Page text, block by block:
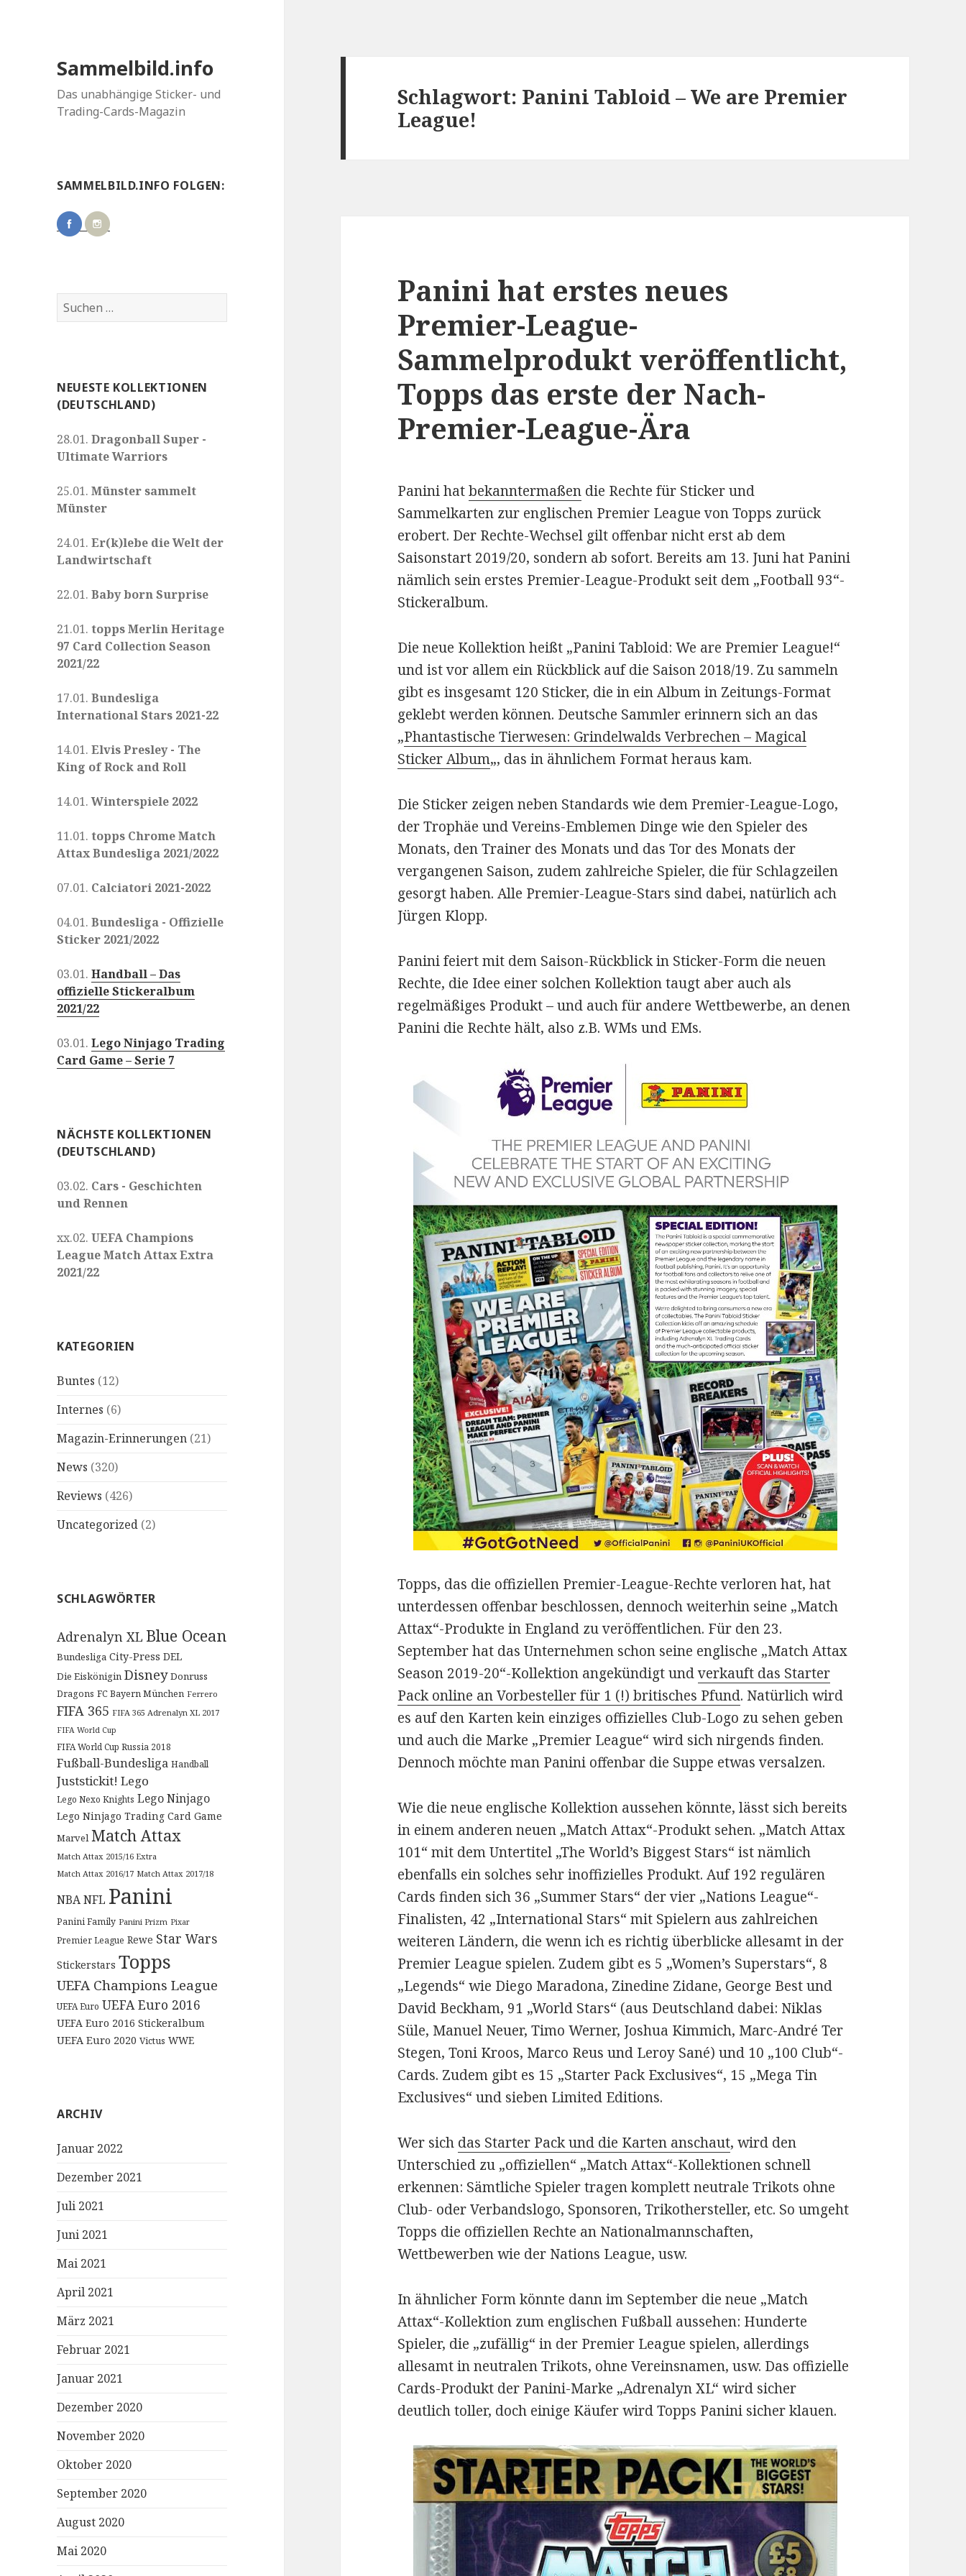
Sammelbild.info
Das unabhängige Sticker- und
Trading-Cards-Magazin
SAMMELBILD.INFO FOLGEN:
Suchen
nach:
NEUESTE KOLLEKTIONEN
(DEUTSCHLAND)
28.01.Dragonball Super -
Ultimate Warriors
25.01.Münster sammelt
Münster
24.01.Er(k)lebe die Welt der
Landwirtschaft
22.01.Baby born Surprise
21.01.topps Merlin Heritage
97 Card Collection Season
2021/22
17.01.Bundesliga
International Stars 2021-22
14.01.Elvis Presley - The
King of Rock and Roll
14.01.Winterspiele 2022
11.01.topps Chrome Match
Attax Bundesliga 2021/2022
07.01. Calciatori 2021-2022
04.01.Bundesliga - Offizielle
Sticker 2021/2022
03.01.Handball – Das
offizielle Stickeralbum
2021/22
03.01.Lego Ninjago Trading
Card Game – Serie 7
NÄCHSTE KOLLEKTIONEN
(DEUTSCHLAND)
03.02. Cars - Geschichten
und Rennen
xx.02.UEFA Champions
League Match Attax Extra
2021/22
KATEGORIEN
Buntes (12)
Internes (6)
Magazin-Erinnerungen (21)
News (320)
Reviews (426)
Uncategorized (2)
SCHLAGWÖRTER
Adrenalyn XL Blue Ocean
Bundesliga City-Press DEL
Die Eiskönigin Disney Donruss
Dragons FC Bayern München Ferrero
FIFA 365 FIFA 365 Adrenalyn XL 2017
FIFA World Cup
FIFA World Cup Russia 2018
Fußball-Bundesliga Handball
Juststickit! Lego
Lego Nexo Knights Lego Ninjago
Lego Ninjago Trading Card Game
Marvel Match Attax
Match Attax 2015/16 Extra
Match Attax 2016/17 Match Attax 2017/18
NBANFL Panini
Panini Family Panini Prizm Pixar
Premier League Rewe Star Wars
Stickerstars Topps
UEFA Champions League
UEFA Euro UEFA Euro 2016
UEFA Euro 2016 Stickeralbum
UEFA Euro 2020 Victus WWE
ARCHIV
Januar 2022
Dezember 2021
Juli 2021
Juni 2021
Mai 2021
April 2021
März 2021
Februar 2021
Januar 2021
Dezember 2020
November 2020
Oktober 2020
September 2020
August 2020
Mai 2020
Schlagwort: Panini Tabloid – We are Premier
League!
Panini hat erstes neues
Premier-League-
Sammelprodukt veröffentlicht,
Topps das erste der Nach-
Premier-League-Ära
Panini hatbekanntermaßen die Rechte für Sticker und
Sammelkarten zur englischen Premier League von Topps zurück
erobert. Der Rechte-Wechsel gilt offenbar nicht erst ab dem
Saisonstart 2019/20, sondern ab sofort. Bereits am 13. Juni hat Panini
nämlich sein erstes Premier-League-Produkt seit dem „Football 93“-
Stickeralbum.
Die neue Kollektion heißt „Panini Tabloid: We are Premier League!“
und ist vor allem ein Rückblick auf die Saison 2018/19. Zu sammeln
gibt es insgesamt 120 Sticker, die in ein Album in Zeitungs-Format
geklebt werden können. Deutsche Sammler erinnern sich an das
„Phantastische Tierwesen: Grindelwalds Verbrechen – Magical
Sticker Album„, das in ähnlichem Format heraus kam.
Die Sticker zeigen neben Standards wie dem Premier-League-Logo,
der Trophäe und Vereins-Emblemen Dinge wie den Spieler des
Monats, den Trainer des Monats und das Tor des Monats der
vergangenen Saison, zudem zahlreiche Spieler, die für Schlagzeilen
gesorgt haben. Alle Premier-League-Stars sind dabei, natürlich ach
Jürgen Klopp.
Panini feiert mit dem Saison-Rückblick in Sticker-Form die neuen
Rechte, die Idee einer solchen Kollektion taugt aber auch als
regelmäßiges Produkt – und auch für andere Wettbewerbe, an denen
Panini die Rechte hält, also z.B. WMs und EMs.
Topps, das die offiziellen Premier-League-Rechte verloren hat, hat
unterdessen offenbar beschlossen, dennoch weiterhin seine „Match
Attax“-Produkte in England zu veröffentlichen. Für den 23.
September hat das Unternehmen schon seine englische „Match Attax
Season 2019-20“-Kollektion angekündigt undverkauft das Starter
Pack online an Vorbesteller für 1 (!) britisches Pfund. Natürlich wird
es auf den Karten kein einziges offizielles Club-Logo zu sehen geben
und auch die Marke „Premier League“ wird sich nirgends finden.
Dennoch möchte man Panini offenbar die Suppe etwas versalzen.
Wie die neue englische Kollektion aussehen könnte, lässt sich bereits
in einem anderen neuen „Match Attax“-Produkt sehen. „Match Attax
101“ mit dem Untertitel „The World’s Biggest Stars“ ist nämlich
ebenfalls ein solches sehr inoffizielles Produkt. Auf 192 regulären
Cards finden sich 36 „Summer Stars“ der vier „Nations League“-
Finalisten, 42 „International Stars“ mit Spielern aus zahlreichen
weiteren Ländern, die wenn ich es richtig überblicke allesamt in der
Premier League spielen. Zudem gibt es 5 „Women’s Superstars“, 8
„Legends“ wie Diego Maradona, Zinedine Zidane, George Best und
David Beckham, 91 „World Stars“ (aus Deutschland dabei: Niklas
Süle, Manuel Neuer, Timo Werner, Joshua Kimmich, Marc-André Ter
Stegen, Toni Kroos, Marco Reus und Leroy Sané) und 10 „100 Club“-
Cards. Zudem gibt es 15 „Starter Pack Exclusives“, 15 „Mega Tin
Exclusives“ und sieben Limited Editions.
Wer sich das Starter Pack und die Karten anschaut, wird den
Unterschied zu „offiziellen“ „Match Attax“-Kollektionen schnell
erkennen: Sämtliche Spieler tragen komplett neutrale Trikots ohne
Club- oder Verbandslogo, Sponsoren, Trikothersteller, etc. So umgeht
Topps die offiziellen Rechte an Nationalmannschaften,
Wettbewerben wie der Nations League, usw.
In ähnlicher Form könnte dann im September die neue „Match
Attax“-Kollektion zum englischen Fußball aussehen: Hunderte
Spieler, die „zufällig“ in der Premier League spielen, allerdings
allesamt in neutralen Trikots, ohne Vereinsnamen, usw. Das offizielle
Cards-Produkt der Panini-Marke „Adrenalyn XL“ wird sicher
deutlich toller, doch einige Käufer wird Topps Panini sicher klauen.